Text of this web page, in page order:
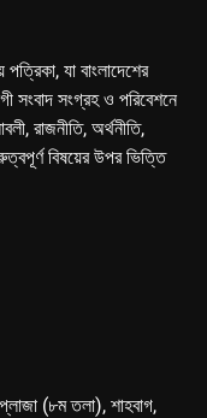
যা বাংলাদেশের
সংবাদ সংগ্রহ ও পরিবেশনে
রাজনীতি, অর্থনীতি,
বিষয়ের উপর ভিত্তি
(৮ম তলা), শাহবাগ,